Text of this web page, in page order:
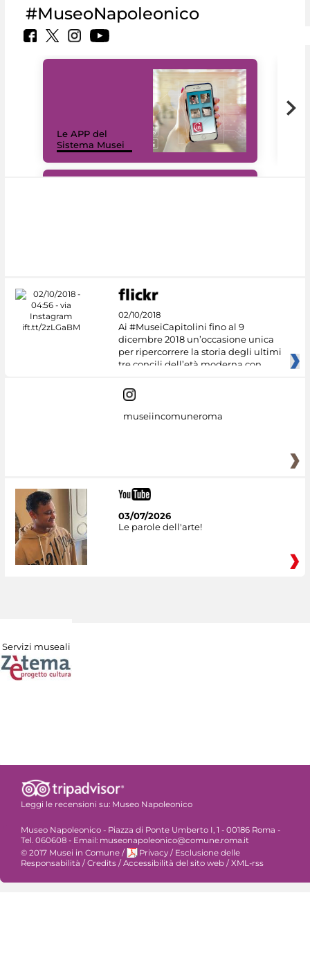
#MuseoNapoleonico
Le APP del
Sistema Musei
02/10/2018
Ai #MuseiCapitolini fino al 9
dicembre 2018 un’occasione unica
per ripercorrere la storia degli ultimi
tre concili dell’età moderna con
museiincomuneroma
03/07/2026
Le parole dell'arte!
Servizi museali
Leggi le recensioni su: Museo Napoleonico
Museo Napoleonico - Piazza di Ponte Umberto I, 1 - 00186 Roma -
Tel. 060608 - Email: museonapoleonico@comune.roma.it
© 2017 Musei in Comune / Privacy / Esclusione delle
Responsabilità / Credits / Accessibilità del sito web / XML-rss